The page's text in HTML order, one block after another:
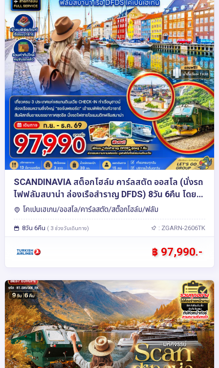
SCANDINAVIA สต็อกโฮล์ม คาร์ลสตัด ออสโล (นั่งรถ
ไฟฟลัมสบาน่า ล่องเรือสำราญ DFDS) 8วัน 6คืน โดย
สายการบิน Turkish Airlines (TK)
โคเปนเฮเกน/ออสโล/คาร์ลสตัด/สต็อกโฮล์ม/ฟลัม
8วัน 6คืน ( 3 ช่วงวันเดินทาง) : ZGARN-2606TK
฿ 97,990.-